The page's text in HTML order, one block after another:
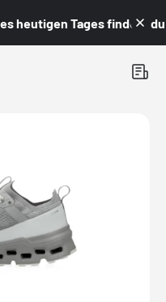
heutigen Tages findest du